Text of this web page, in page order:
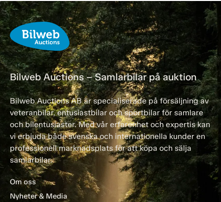
Bilweb Auctions – Samlarbilar på auktion
Bilweb Auctions AB är specialiserade på försäljning av
veteranbilar, entusiastbilar och sportbilar för samlare
och bilentusiaster. Med vår erfarenhet och expertis kan
vi erbjuda både svenska och internationella kunder en
professionell marknadsplats för att köpa och sälja
samlarbilar.
Om oss
Nyheter & Media